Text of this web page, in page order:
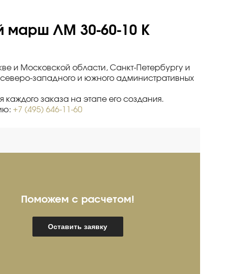
марш ЛМ 30-60-10 К
и Московской области, Санкт-Петербургу и
западного и южного административных
заказа на этапе его создания.
+7 (495) 646-11-60
Серебряков Александр
Поможем с расчетом!
Оставить заявку